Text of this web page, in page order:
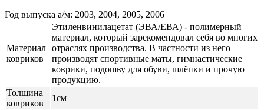
Год выпуска а/м: 2003, 2004, 2005, 2006
Материал
ковриков
Этиленвинилацетат (ЭВА/ЕВА) - полимерный
материал, который зарекомендовал себя во многих
отраслях производства. В частности из него
производят спортивные маты, гимнастические
коврики, подошву для обуви, шлёпки и прочую
продукцию.
Толщина
ковриков
1см